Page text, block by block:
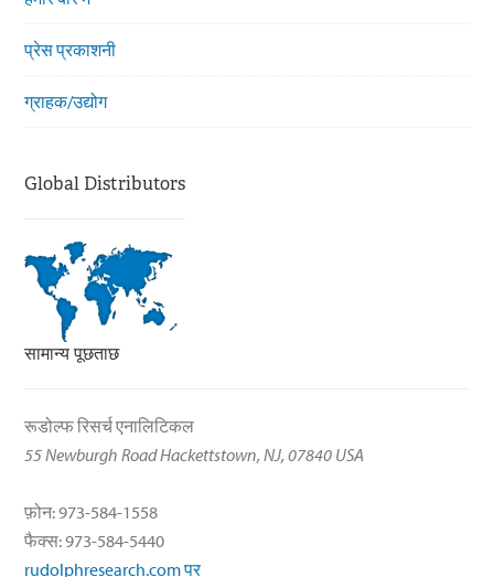
प्रेस प्रकाशनी
ग्राहक/उद्योग
Global Distributors
सामान्य पूछताछ
रूडोल्फ रिसर्च एनालिटिकल
55 Newburgh Road Hackettstown, NJ, 07840 USA
फ़ोन: 973-584-1558
फैक्स: 973-584-5440
rudolphresearch.com पर